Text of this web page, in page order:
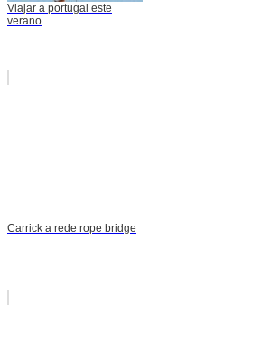
Viajar a portugal este
verano
Carrick a rede rope bridge